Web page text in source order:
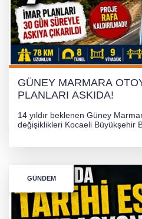
GÜNEY
PLANLARI
GÜNEY MARMARA
PLANLARI ASKIDA!
14 yıldır beklenen Güney
değişiklikleri Kocaeli Büyükşehir
GÜNDEM